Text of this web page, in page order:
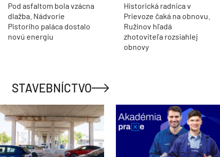
Pod asfaltom bola vzácna
dlažba. Nádvorie
Pistoriho paláca dostalo
novú energiu
Historická radnica v
Prievoze čaká na obnovu.
Ružinov hľadá
zhotoviteľa rozsiahlej
obnovy
STAVEBNÍCTVO